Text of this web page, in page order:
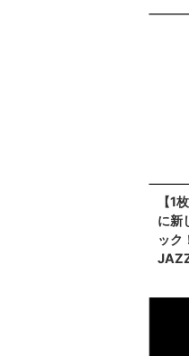
【1
に新
ック